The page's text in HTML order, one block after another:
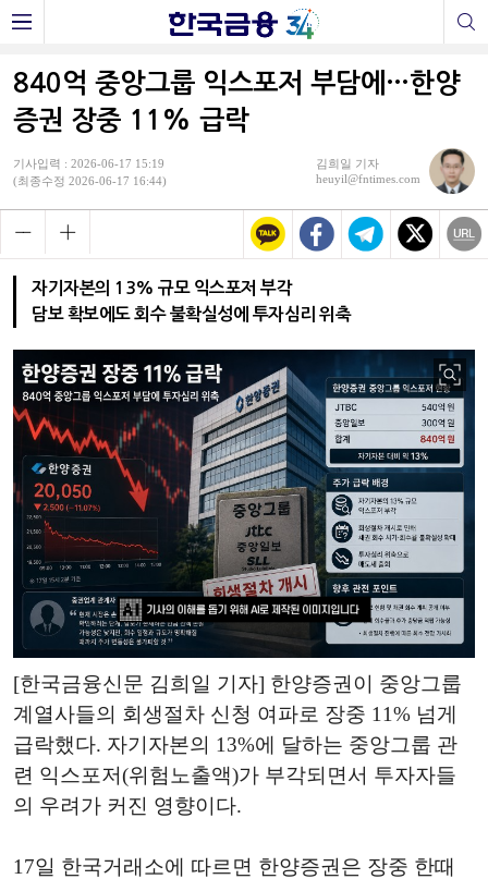
840억 중앙그룹 익스포저 부담에…한양
증권 장중 11% 급락
기사입력 : 2026-06-17 15:19
(최종수정 2026-06-17 16:44)
김희일 기자
heuyil@fntimes.com
자기자본의 13% 규모 익스포저 부각
담보 확보에도 회수 불확실성에 투자심리 위축
[한국금융신문 김희일 기자] 한양증권이 중앙그룹
계열사들의 회생절차 신청 여파로 장중 11% 넘게
급락했다. 자기자본의 13%에 달하는 중앙그룹 관
련 익스포저(위험노출액)가 부각되면서 투자자들
의 우려가 커진 영향이다.
17일 한국거래소에 따르면 한양증권은 장중 한때